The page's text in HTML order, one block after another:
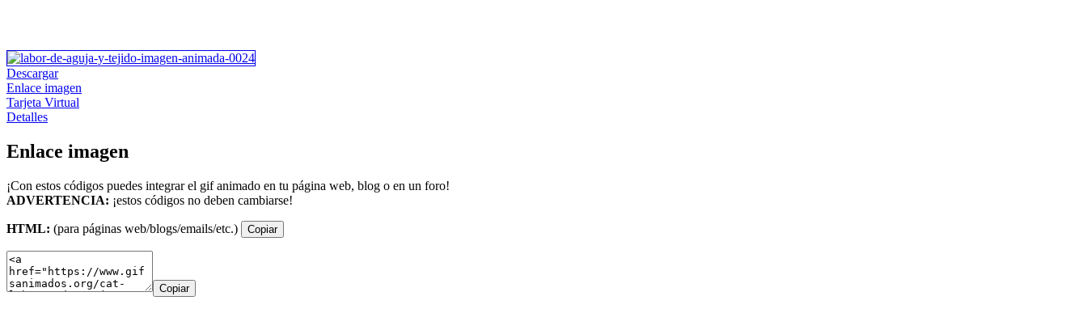
Descargar
Enlace imagen
Tarjeta Virtual
Detalles
Enlace imagen
¡Con estos códigos puedes integrar el gif animado en tu página web, blog o en un foro!
ADVERTENCIA: ¡estos códigos no deben cambiarse!
HTML: (para páginas web/blogs/emails/etc.) Copiar
Copiar